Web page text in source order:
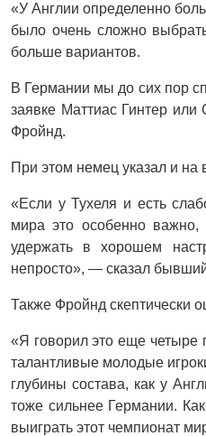
«У Англии определенно
было очень сложно
больше вариантов.
В Германии мы до сих пор
заявке Маттиас Гинтер
Фройнд.
При этом немец указал и на
«Если у Тухеля и есть
мира это особенно важно,
удержать в хорошем
непросто», — сказал
Также Фройнд скептически
«Я говорил это еще четыре
талантливые молодые
глубины состава, как у
тоже сильнее Германии.
выиграть этот чемпионат